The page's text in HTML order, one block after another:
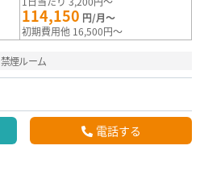
114,150 円/月～
初期費用他 16,500円～
禁煙ルーム
電話する